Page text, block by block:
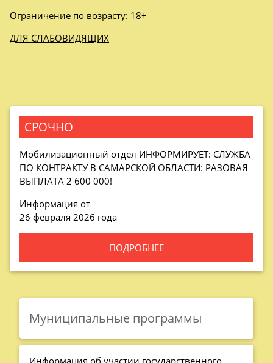
Ограничение по возрасту: 18+
ДЛЯ СЛАБОВИДЯЩИХ
СРОЧНО
Мобилизационный отдел ИНФОРМИРУЕТ: СЛУЖБА
ПО КОНТРАКТУ В САМАРСКОЙ ОБЛАСТИ: РАЗОВАЯ
ВЫПЛАТА 2 600 000!
Информация от
26 февраля 2026 года
ПОДРОБНЕЕ
Муниципальные программы
Информация об участии государственного